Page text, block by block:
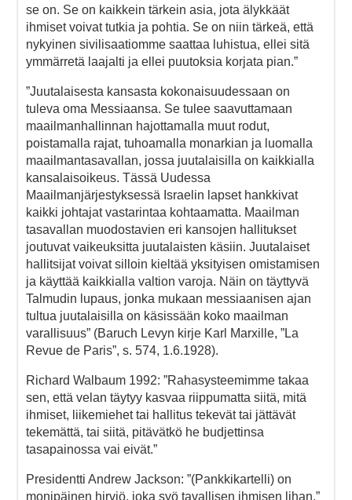
se on. Se on kaikkein tärkein asia, jota älykkäät
ihmiset voivat tutkia ja pohtia. Se on niin tärkeä, että
nykyinen sivilisaatiomme saattaa luhistua, ellei sitä
ymmärretä laajalti ja ellei puutoksia korjata pian.”
”Juutalaisesta kansasta kokonaisuudessaan on
tuleva oma Messiaansa. Se tulee saavuttamaan
maailmanhallinnan hajottamalla muut rodut,
poistamalla rajat, tuhoamalla monarkian ja luomalla
maailmantasavallan, jossa juutalaisilla on kaikkialla
kansalaisoikeus. Tässä Uudessa
Maailmanjärjestyksessä Israelin lapset hankkivat
kaikki johtajat vastarintaa kohtaamatta. Maailman
tasavallan muodostavien eri kansojen hallitukset
joutuvat vaikeuksitta juutalaisten käsiin. Juutalaiset
hallitsijat voivat silloin kieltää yksityisen omistamisen
ja käyttää kaikkialla valtion varoja. Näin on täyttyvä
Talmudin lupaus, jonka mukaan messiaanisen ajan
tultua juutalaisilla on käsissään koko maailman
varallisuus” (Baruch Levyn kirje Karl Marxille, ”La
Revue de Paris”, s. 574, 1.6.1928).
Richard Walbaum 1992: ”Rahasysteemimme takaa
sen, että velan täytyy kasvaa riippumatta siitä, mitä
ihmiset, liikemiehet tai hallitus tekevät tai jättävät
tekemättä, tai siitä, pitävätkö he budjettinsa
tasapainossa vai eivät.”
Presidentti Andrew Jackson: ”(Pankkikartelli) on
monipäinen hirviö, joka syö tavallisen ihmisen lihan.”